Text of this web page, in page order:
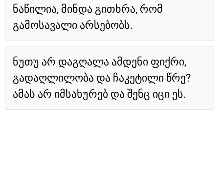
ნაწილია, მინდა გითხრა, რომ
გამოსავალი არსებობს.
ნუთუ არ დაგღალა ამდენი ფიქრი,
გადაღლილობა და ჩაკეტილი წრე?
ამას არ იმსახურებ და შენც იცი ეს.